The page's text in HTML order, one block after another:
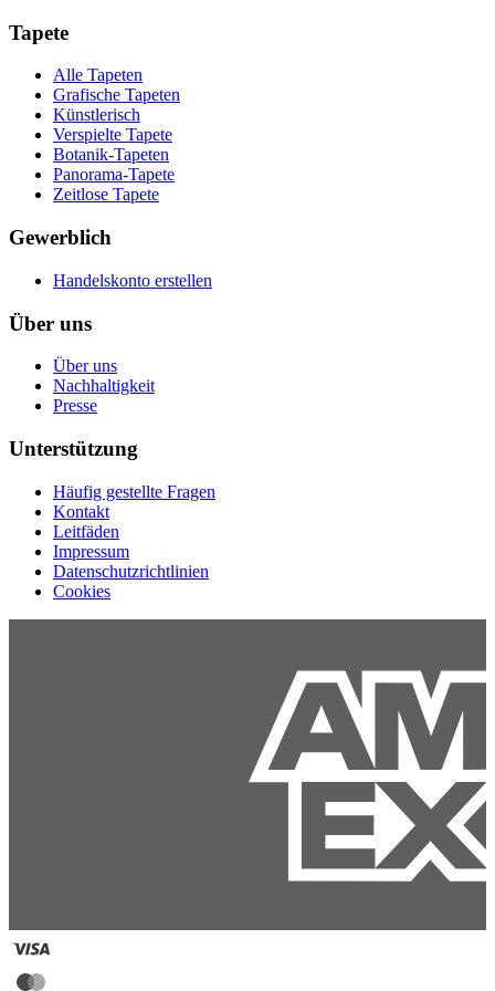
Tapete
Alle Tapeten
Grafische Tapeten
Künstlerisch
Verspielte Tapete
Botanik-Tapeten
Panorama-Tapete
Zeitlose Tapete
Gewerblich
Handelskonto erstellen
Über uns
Über uns
Nachhaltigkeit
Presse
Unterstützung
Häufig gestellte Fragen
Kontakt
Leitfäden
Impressum
Datenschutzrichtlinien
Cookies